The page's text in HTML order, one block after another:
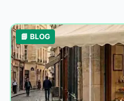
📘 BLOG